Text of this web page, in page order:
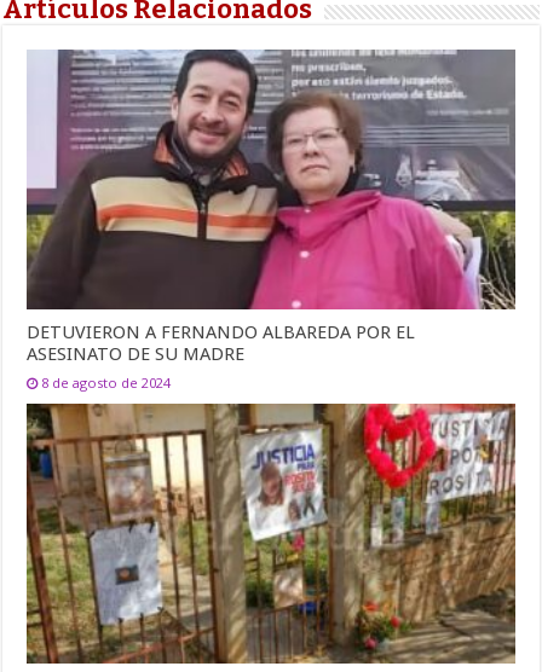
Artículos Relacionados
DETUVIERON A FERNANDO ALBAREDA POR EL
ASESINATO DE SU MADRE
8 de agosto de 2024